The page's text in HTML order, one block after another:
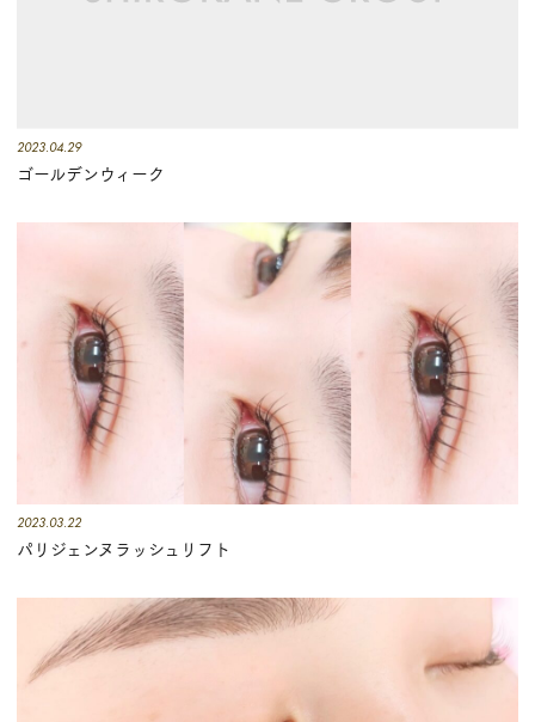
2023.04.29
ゴールデンウィーク
2023.03.22
パリジェンヌラッシュリフト